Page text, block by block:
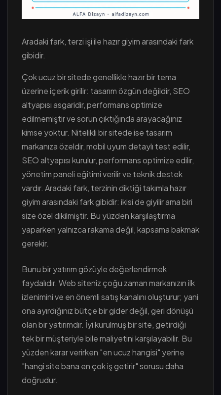
Aradaki fark, terzi işi ile hazır giyim arasındaki fark
gibidir.
Çok ucuz bir sitede genellikle hazır bir tema
üzerine içerik girilir: tasarım özgün değildir, SEO
altyapısı asgaridir, performans optimize
edilmemiştir ve sorun çıktığında arayacağınız
kimse yoktur. Nitelikli bir sitede ise tasarım
markanıza özeldir, mobil uyum detaylı test edilir,
SEO altyapısı kurulur, performans optimize edilir,
yönetim paneli eğitimi verilir ve teknik destek
vardır. Aradaki fark, terzinin diktiği takımla hazır
giyim arasındaki fark gibidir: ikisi de giyilir ama biri
size özel dikilmiştir. Bu yüzden karşılaştırma
yaparken yalnızca rakama değil, kapsama bakmak
gerekir.
Bunu bir yatırım gözüyle değerlendirmek
faydalıdır. Web siteniz çoğu zaman markanızın ilk
izlenimini ve en önemli satış kanalını oluşturur; yani
ona ayırdığınız bütçe bir gider değil, geri dönüşü
olan bir yatırımdır. İyi kurulmuş bir site, getirdiği
tek bir müşteriyle bile maliyetini karşılayabilir. Bu
yüzden karar verirken "en ucuz hangisi" yerine
"hangi site bana en çok iş getirir" sorusu daha
doğrudur.